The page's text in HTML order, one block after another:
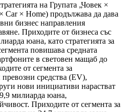
на Групата „Човек ×
× Home) продължава да дава
бизнес направления
Приходите от бизнеса със
юана, като стратегията за
повишава средната
в световен мащаб до
от сегмента за
средства (EV),
нови инициативи нарастват
милиарда юана,
Приходите от сегмента за